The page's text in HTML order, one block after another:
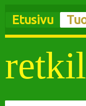
Etusivu